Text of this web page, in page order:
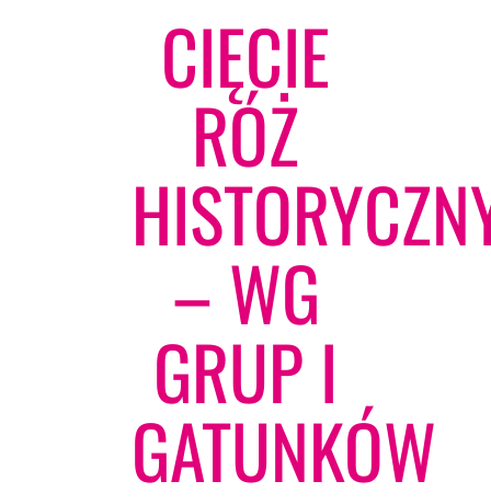
CIĘCIE
RÓŻ
– WG
GRUP I
GATUNKÓW